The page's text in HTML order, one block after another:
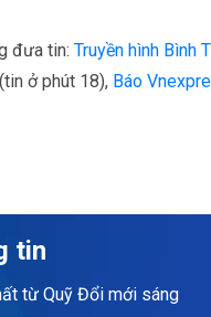
đưa tin: Truyền hình Bình
(tin ở phút 18), Báo
tin
từ Quỹ Đổi mới sáng